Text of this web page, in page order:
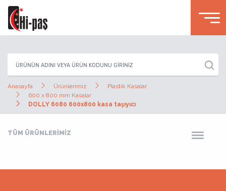
Anasayfa Ürünlerimiz
Plastik Kasalar
600 x 800 mm Kasalar
DOLLY 6080 600x800 kasa taşıyıcı
TÜM ÜRÜNLERİMİZ